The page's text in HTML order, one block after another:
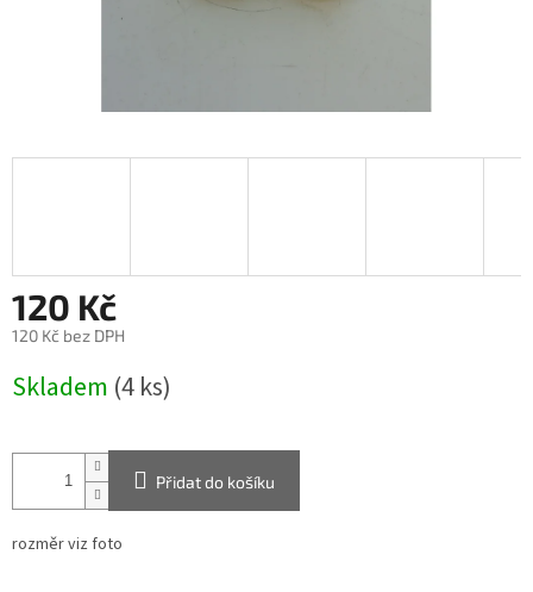
120 Kč
120 Kč bez DPH
cena:
Skladem (4 ks)
Přidat do košíku
rozměr viz foto